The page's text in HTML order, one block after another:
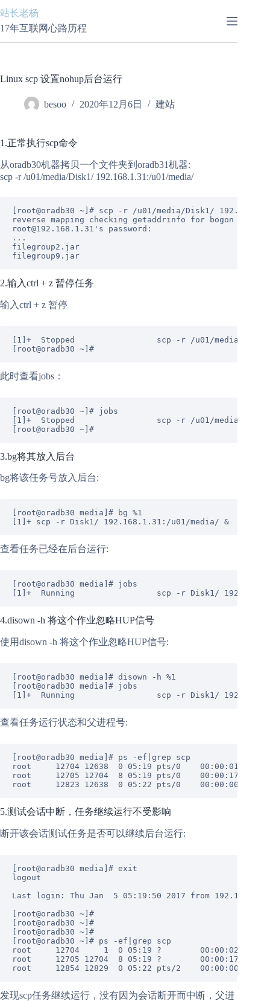
至
内
容
站长老杨
17年互联网心路历程
Linux scp 设置nohup后台运行
besoo 2020年12月6日 建站
1.正常执行scp命令
从oradb30机器拷贝一个文件夹到oradb31机器:
scp -r /u01/media/Disk1/ 192.168.1.31:/u01/media/
root@oradb30 ~ # scp -r /u01/media/Disk1/
reverse mapping checking getaddrinfo for bogon
root@192.168.1.31's
password:
...
filegroup2.jar
filegroup9.jar
2.输入ctrl + z 暂停任务
输入ctrl + z 暂停
[ 1 ]+  Stopped                 scp -r /u01/media/
[root@oradb30 ~] #
此时查看jobs：
[root@oradb30 ~] # jobs
[ 1 ]+  Stopped                 scp -r /u01/media/
[root@oradb30 ~] #
3.bg将其放入后台
bg将该任务号放入后台:
[root@oradb30 media] # bg %1
1 ]+ scp -r Disk1/ 192.168 . 1.31 :/u01/media/
查看任务已经在后台运行:
[root@oradb30 media] # jobs
1 ]+  Running                 scp -r Disk1/ 192.168
4.disown -h 将这个作业忽略HUP信号
使用disown -h 将这个作业忽略HUP信号:
[root@oradb30 media] # disown -h %1
[root@oradb30 media] # jobs
1 ]+  Running                 scp -r Disk1/ 192.168
查看任务运行状态和父进程号:
root@oradb30 media # ps -ef|grep scp
root
12704 12638 0 05 :19 pts/0 00 :00:01
root
12705 12704 8 05 :19 pts/0 00 :00:17
root
12823 12638 0 05 :22 pts/0 00 :00:00
5.测试会话中断，任务继续运行不受影响
断开该会话测试任务是否可以继续后台运行:
root@oradb30 media # exit
logout
Last login:
Thu Jan 5 05 :19:50 2017 from 192.168
root@oradb30 ~ #
root@oradb30 ~ #
root@oradb30 ~ #
root@oradb30 ~ # ps -ef|grep scp
root
12704 1 0 05 :19 ? 00 :00:02
root
12705 12704 8 05 :19 ? 00 :00:17
root
12854 12829 0 05 :22 pts/2 00 :00:00
发现scp任务继续运行，没有因为会话断开而中断，父进